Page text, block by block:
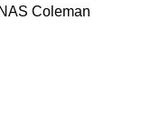
Coleman